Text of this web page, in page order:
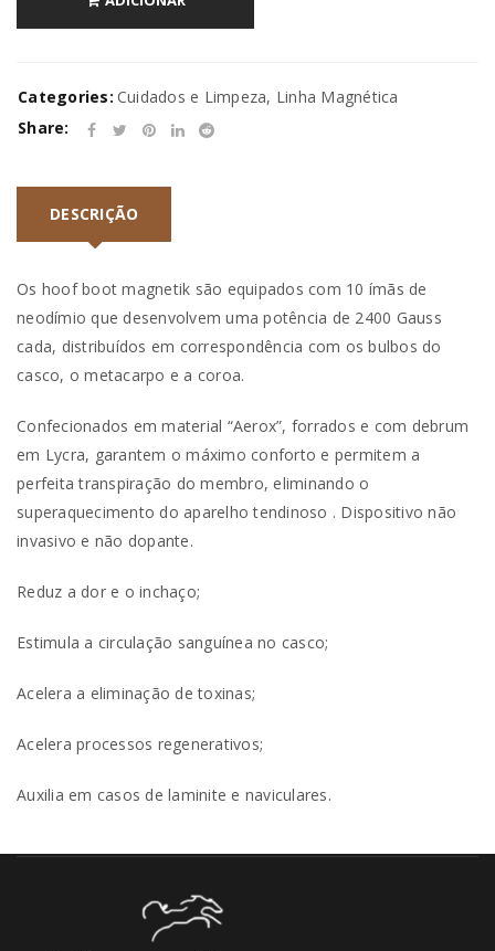
Categories: Cuidados e Limpeza, Linha Magnética
Share:
DESCRIÇÃO
Os hoof boot magnetik são equipados com 10 ímãs de
neodímio que desenvolvem uma potência de 2400 Gauss
cada, distribuídos em correspondência com os bulbos do
casco, o metacarpo e a coroa.
Confecionados em material “Aerox”, forrados e com debrum
em Lycra, garantem o máximo conforto e permitem a
perfeita transpiração do membro, eliminando o
superaquecimento do aparelho tendinoso . Dispositivo não
invasivo e não dopante.
Reduz a dor e o inchaço;
Estimula a circulação sanguínea no casco;
Acelera a eliminação de toxinas;
Acelera processos regenerativos;
Auxilia em casos de laminite e naviculares.